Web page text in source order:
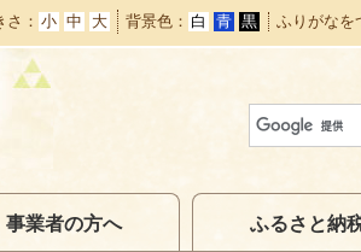
さ 小 中 大 背景色 白 青 黒 ふりがなを
事業者の方へ ふるさと納